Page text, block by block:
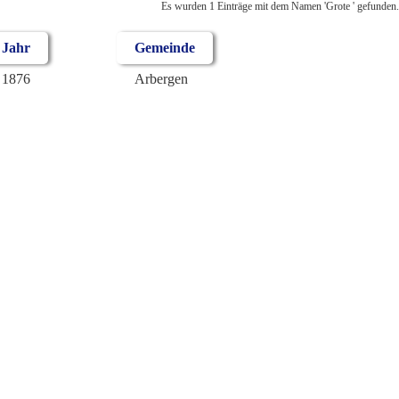
Es wurden 1 Einträge mit dem Namen 'Grote ' gefunden.
Jahr Gemeinde
1876 Arbergen